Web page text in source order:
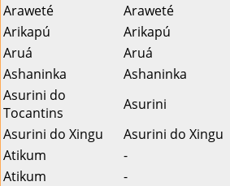
Araweté
Araweté
Arikapú
Arikapú
Aruá
Aruá
Ashaninka
Ashaninka
Asurini do
Tocantins
Asurini
Asurini do Xingu
Asurini do Xingu
Atikum
-
Atikum
-